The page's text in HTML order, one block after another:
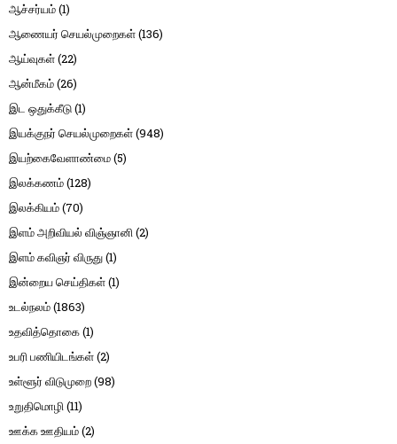
ஆச்சர்யம்(1)
ஆணையர் செயல்முறைகள்(136)
ஆய்வுகள்(22)
ஆன்மீகம்(26)
இட ஒதுக்கீடு(1)
இயக்குநர் செயல்முறைகள்(948)
இயற்கைவேளாண்மை(5)
இலக்கணம்(128)
இலக்கியம்(70)
இளம் அறிவியல் விஞ்ஞானி(2)
இளம் கவிஞர் விருது(1)
இன்றைய செய்திகள்(1)
உடல்நலம்(1863)
உதவித்தொகை(1)
உபரி பணியிடங்கள்(2)
உள்ளூர் விடுமுறை(98)
உறுதிமொழி(11)
ஊக்க ஊதியம்(2)